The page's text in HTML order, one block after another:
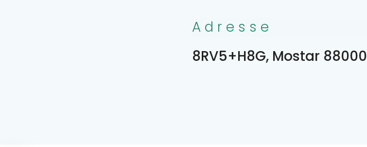
Adresse
8RV5+H8G, Mostar 88000